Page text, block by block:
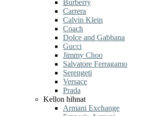
Burberry
Carrera
Calvin Klein
Coach
Dolce and Gabbana
Gucci
Jimmy Choo
Salvatore Ferragamo
Serengeti
Versace
Prada
Kellon hihnat
Armani Exchange